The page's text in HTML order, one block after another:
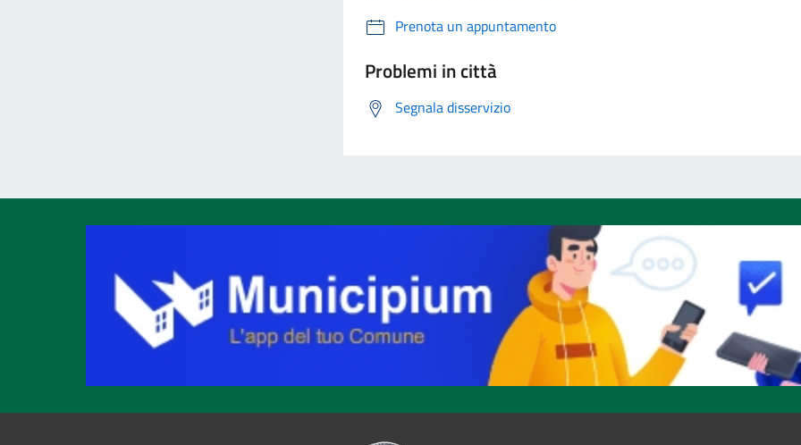
Prenota un appuntamento
Problemi in città
Segnala disservizio